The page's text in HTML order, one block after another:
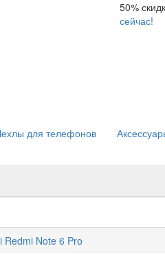
50%
сейчас!
для телефонов
Redmi Note 6 Pro